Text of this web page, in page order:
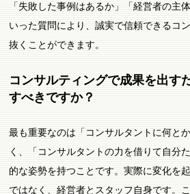
「失敗した事例はあるか」「経営者の主
いった質問により、誠実で信頼できるコ
抜くことができます。
コンサルティングで成果を出す
すべきですか？
最も重要なのは「コンサルタントに何と
く、「コンサルタントの力を借りて自分
的な姿勢を持つことです。実際に変化を
ではなく、経営者とスタッフ自身です。